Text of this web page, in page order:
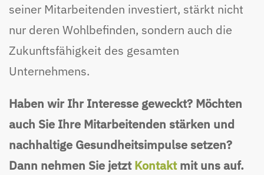
seiner Mitarbeitenden investiert, stärkt nicht
nur deren Wohlbefinden, sondern auch die
Zukunftsfähigkeit des gesamten
Unternehmens.
Haben wir Ihr Interesse geweckt? Möchten
auch Sie Ihre Mitarbeitenden stärken und
nachhaltige Gesundheitsimpulse setzen?
Dann nehmen Sie jetztKontaktmit uns auf.